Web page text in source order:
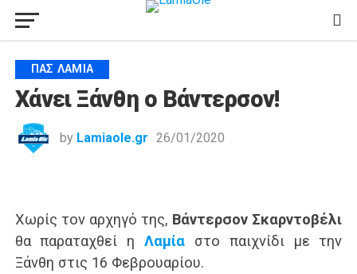
ΠΑΣ ΛΑΜΊΑ
Χάνει Ξάνθη ο Βάντερσον!
by Lamiaole.gr 26/01/2020
Χωρίς τον αρχηγό της, Βάντερσον Σκαρντοβέλι
θα παραταχθεί ηΛαμία στο παιχνίδι με την
Ξάνθη στις 16 Φεβρουαρίου.